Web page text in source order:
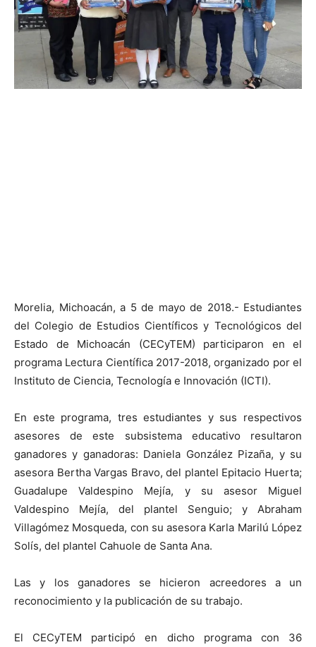
Morelia, Michoacán, a 5 de mayo de 2018.- Estudiantes
del Colegio de Estudios Científicos y Tecnológicos del
Estado de Michoacán (CECyTEM) participaron en el
programa Lectura Científica 2017-2018, organizado por el
Instituto de Ciencia, Tecnología e Innovación (ICTI).
En este programa, tres estudiantes y sus respectivos
asesores de este subsistema educativo resultaron
ganadores y ganadoras: Daniela González Pizaña, y su
asesora Bertha Vargas Bravo, del plantel Epitacio Huerta;
Guadalupe Valdespino Mejía, y su asesor Miguel
Valdespino Mejía, del plantel Senguio; y Abraham
Villagómez Mosqueda, con su asesora Karla Marilú López
Solís, del plantel Cahuole de Santa Ana.
Las y los ganadores se hicieron acreedores a un
reconocimiento y la publicación de su trabajo.
El CECyTEM participó en dicho programa con 36